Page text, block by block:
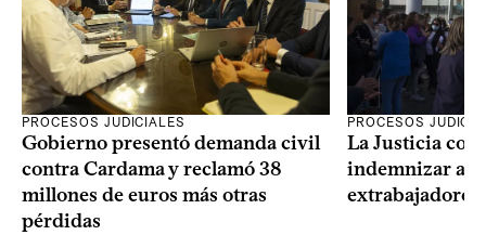
PROCESOS JUDICIALES
Gobierno presentó demanda civil
contra Cardama y reclamó 38
millones de euros más otras
pérdidas
PROCESOS
La Justicia
indemnizar a
extrabajadores